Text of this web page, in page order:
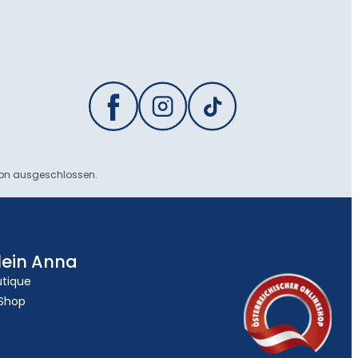
ausgeschlossen.
Anna